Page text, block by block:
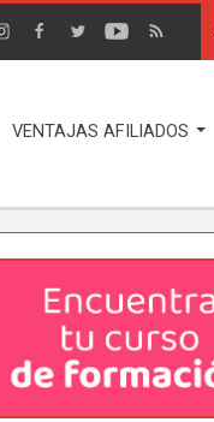
VENTAJAS AFILIADOS